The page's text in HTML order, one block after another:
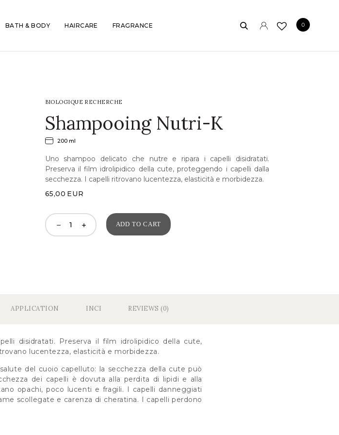
0
BATH & BODY HAIRCARE FRAGRANCE
BIOLOGIQUE RECHERCHE
Shampooing Nutri-K
200 ml
Uno shampoo delicato che nutre e ripara i capelli disidratati.
Preserva il film idrolipidico della cute, proteggendo i capelli dalla
secchezza. I capelli ritrovano lucentezza, elasticità e morbidezza.
65,00 EUR
ADD TO CART
APPLICATION INCI REVIEWS (0)
disidratati. Preserva il film idrolipidico della cute,
lucentezza, elasticità e morbidezza.
del cuoio capelluto: la secchezza della cute può
dei capelli è dovuta alla perdita di lipidi e alla
opachi, poco lucenti e fragili. I capelli danneggiati
scollegate e carenza di cheratina. I capelli perdono